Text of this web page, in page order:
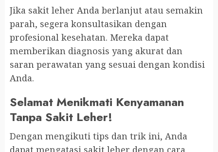
Jika sakit leher Anda berlanjut atau semakin
parah, segera konsultasikan dengan
profesional kesehatan. Mereka dapat
memberikan diagnosis yang akurat dan
saran perawatan yang sesuai dengan kondisi
Anda.
Selamat Menikmati Kenyamanan
Tanpa Sakit Leher!
Dengan mengikuti tips dan trik ini, Anda
dapat mengatasi sakit leher dengan cara